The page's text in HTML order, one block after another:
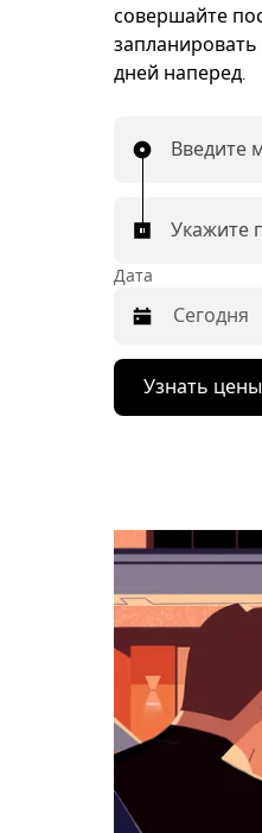
совершайте
запланировать
дней наперед.
Введите
Укажите
Дата
Нажмите
стрелку
вниз,
выбрать
дату.
закрыть
календарь,
нажмите
Esc.
Узнать цены